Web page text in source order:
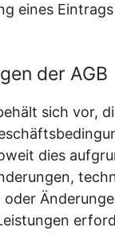
eines
der AGB
sich vor,
dies